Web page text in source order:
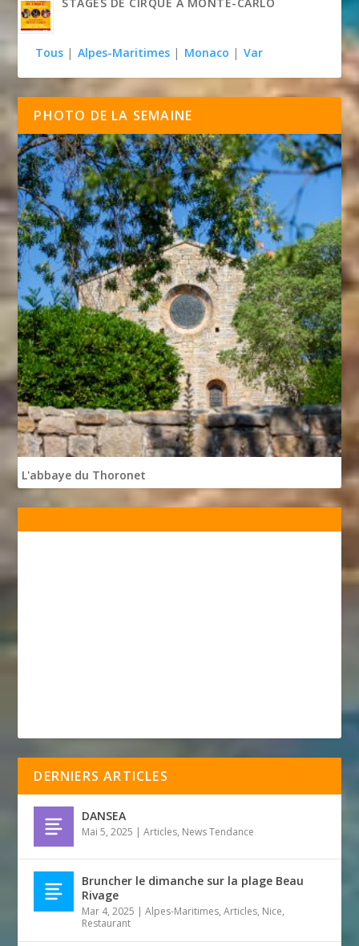
Tous | Alpes-Maritimes | Monaco | Var
PHOTO DE LA SEMAINE
L'abbaye du Thoronet
DERNIERS ARTICLES
DANSEA
Mai 5, 2025 |Articles, News Tendance
Bruncher le dimanche sur la plage Beau
Rivage
Mar 4, 2025 |Alpes-Maritimes,Articles, Nice,
Restaurant